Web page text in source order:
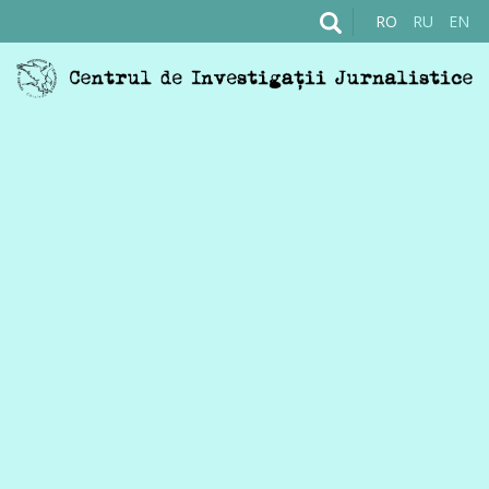
RO RU EN